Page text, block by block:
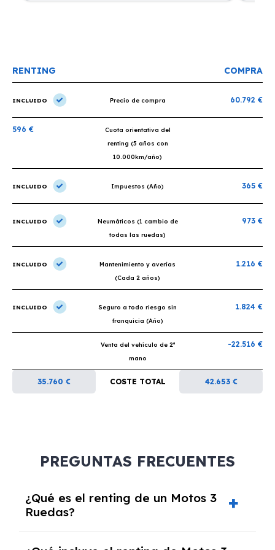
recomiendo un montón, muchas gracias!
plazo
RENTING COMPRA
INCLUIDO Precio de compra 60.792 €
596 €
Cuota orientativa del
renting (5 años con
10.000km/año)
INCLUIDO Impuestos (Año) 365 €
INCLUIDO
Neumáticos (1 cambio de
todas las ruedas)
973 €
INCLUIDO
Mantenimiento y averías
(Cada 2 años)
1.216 €
INCLUIDO
Seguro a todo riesgo sin
franquicia (Año)
1.824 €
Venta del vehículo de 2ª
mano
-22.516 €
35.760 € COSTE TOTAL 42.653 €
PREGUNTAS FRECUENTES
¿Qué es el renting de un Motos 3
Ruedas?